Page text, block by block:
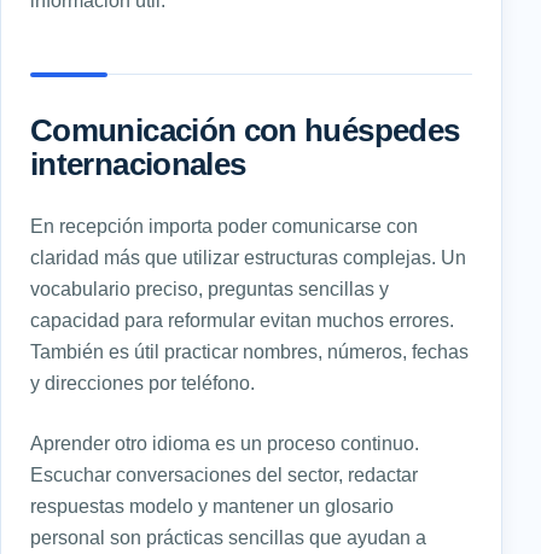
Comunicación con huéspedes
internacionales
En recepción importa poder comunicarse con
claridad más que utilizar estructuras complejas. Un
vocabulario preciso, preguntas sencillas y
capacidad para reformular evitan muchos errores.
También es útil practicar nombres, números, fechas
y direcciones por teléfono.
Aprender otro idioma es un proceso continuo.
Escuchar conversaciones del sector, redactar
respuestas modelo y mantener un glosario
personal son prácticas sencillas que ayudan a